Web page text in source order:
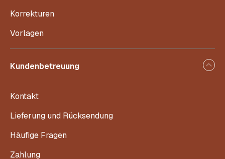
Korrekturen
Vorlagen
Kundenbetreuung
Kontakt
Lieferung und Rücksendung
Häufige Fragen
Zahlung